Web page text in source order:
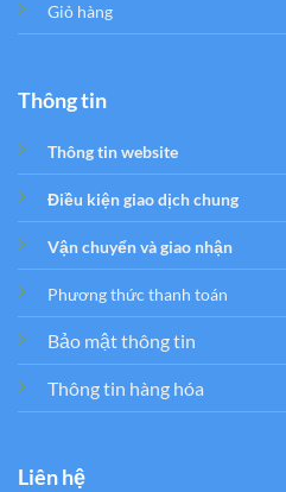
Giỏ hàng
Thông tin
Thông tin website
Điều kiện giao dịch chung
Vận chuyển và giao nhận
Phương thức thanh toán
Bảo mật thông tin
Thông tin hàng hóa
Liên hệ